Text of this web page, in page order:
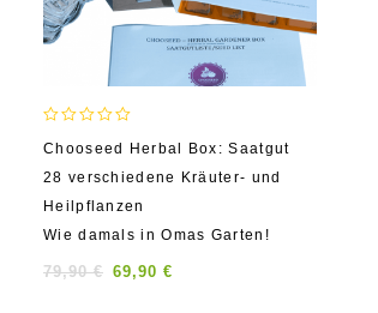
out
of
5
Chooseed Herbal Box: Saatgut
28 verschiedene Kräuter- und
Heilpflanzen
Wie damals in Omas Garten!
79,90€ 69,90 €